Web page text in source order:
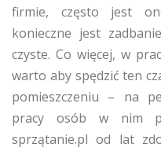
firmie, często jest
konieczne jest
czyste. Co więcej, w
warto aby spędzić ten
pomieszczeniu – na
pracy osób w nim
sprzątanie.pl od lat